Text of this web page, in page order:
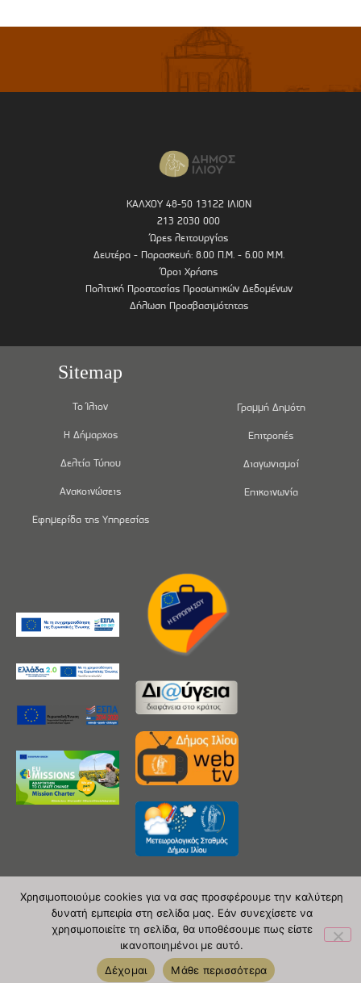
ΚΑΛΧΟΥ 48-50 13122 ΙΛΙΟΝ
213 2030 000
Ώρες λειτουργίας
Δευτέρα - Παρασκευή: 8.00 Π.Μ. - 6.00 Μ.Μ.
Όροι Χρήσης
Πολιτική Προστασίας Προσωπικών Δεδομένων
Δήλωση Προσβασιμότητας
Sitemap
Το Ίλιον
Η Δήμαρχος
Δελτία Τύπου
Ανακοινώσεις
Εφημερίδα της Υπηρεσίας
Γραμμή Δημότη
Επιτροπές
Διαγωνισμοί
Επικοινωνία
Copyright 2020 © Δήμος Ιλίου
| powered by Evolutionprojects
Χρησιμοποιούμε cookies για να σας προσφέρουμε την καλύτερη
δυνατή εμπειρία στη σελίδα μας. Εάν συνεχίσετε να
χρησιμοποιείτε τη σελίδα, θα υποθέσουμε πως είστε
ικανοποιημένοι με αυτό.
Δέχομαι
Μάθε περισσότερα